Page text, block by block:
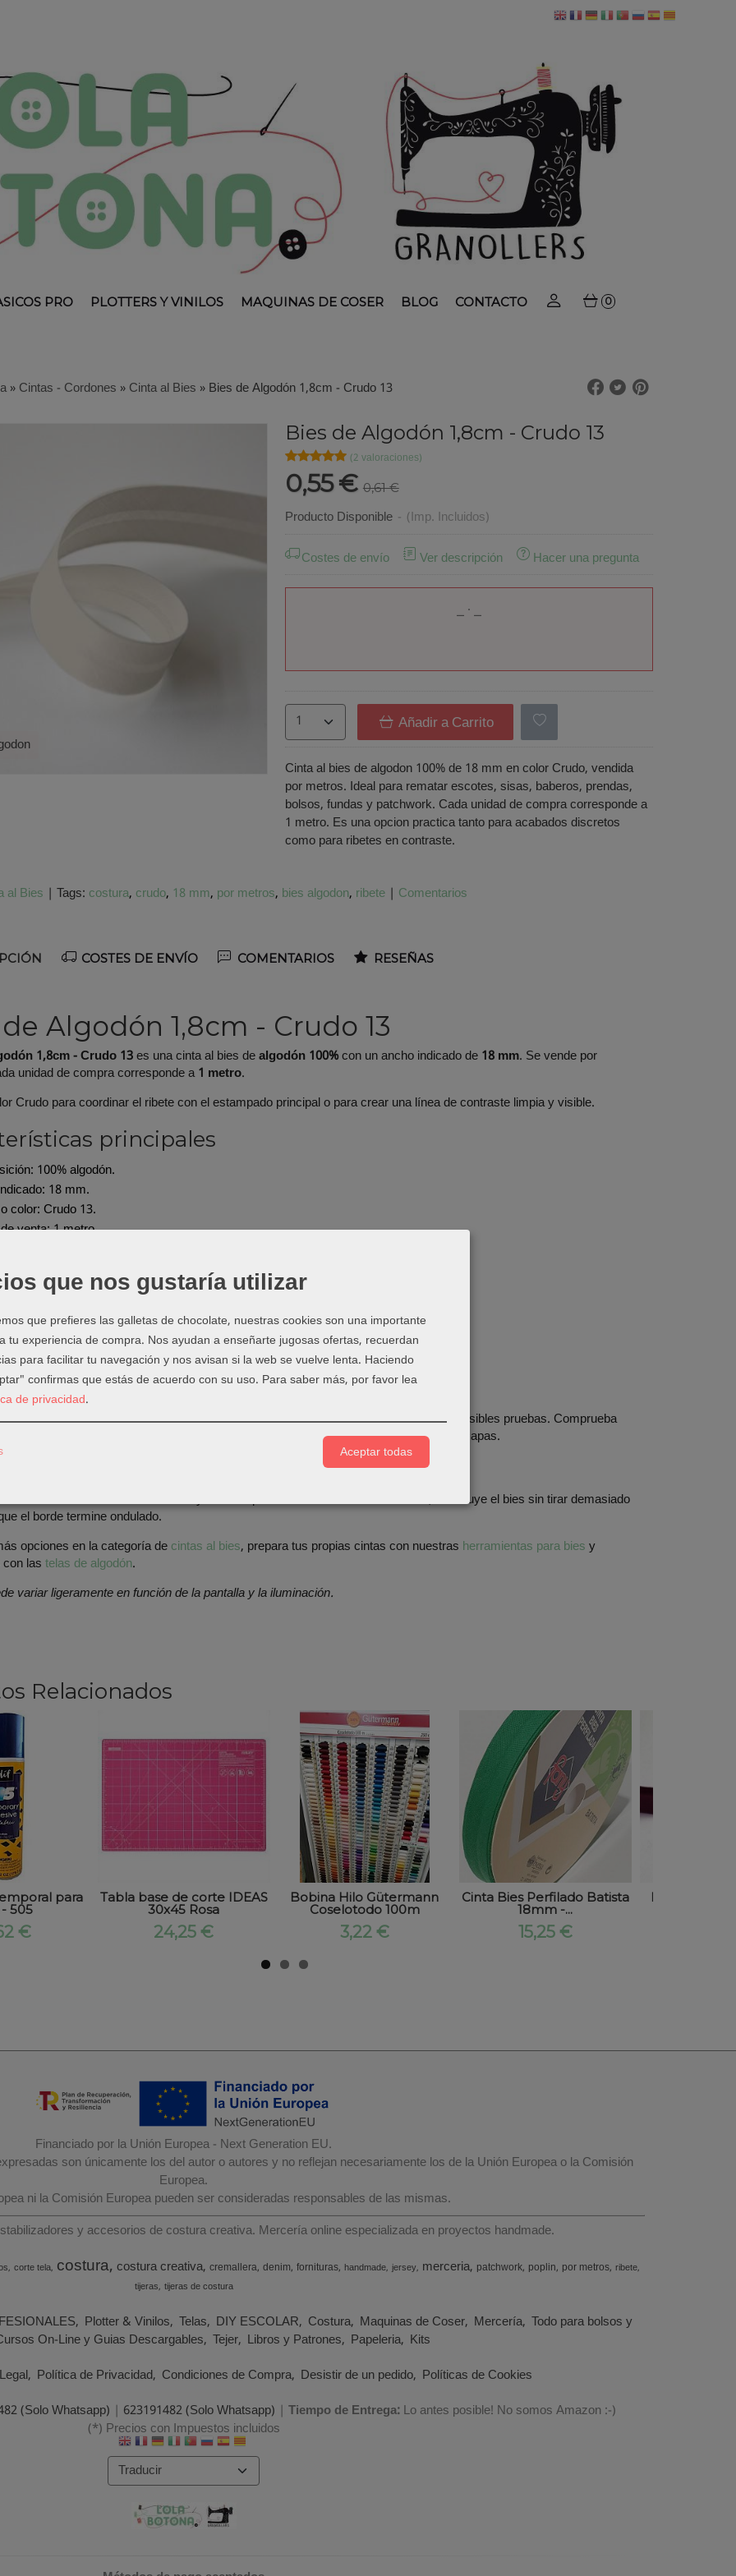
PRO PLOTTERS Y VINILOS MAQUINAS DE COSER BLOG CONTACTO 0
»Cintas - Cordones »Cinta al Bies »Bies de Algodón 1,8cm - Crudo 13
Bies de Algodón 1,8cm - Crudo 13
★★★★★
★★★★★ (2 valoraciones)
0,55 € 0,61 €
Producto Disponible - (Imp. Incluidos)
Costes de envío
Ver descripción Hacer una pregunta
Añadir a Carrito
Cinta al bies de algodon 100% de 18 mm en color Crudo, vendida
por metros. Ideal para rematar escotes, sisas, baberos, prendas,
bolsos, fundas y patchwork. Cada unidad de compra corresponde a
1 metro. Es una opcion practica tanto para acabados discretos
como para ribetes en contraste.
al Bies | Tags: costura crudo 18 mm por metros bies algodon ribete | Comentarios
COSTES DE ENVÍO COMENTARIOS RESEÑAS
Algodón 1,8cm - Crudo 13
1,8cm - Crudo 13es una cinta al bies dealgodón 100%con un ancho indicado de18 mm. Se vende por
unidad de compra corresponde a1 metro.
Crudo para coordinar el ribete con el estampado principal o para crear una línea de contraste limpia y visible.
principales
100% algodón.
18 mm.
color: Crudo 13.
venta: 1 metro.
qué puedes utilizarlo?
escotes, sisas, baberos, bolsos y piezas de patchwork.
de costura y bordes textiles.
ribete decorativo a prendas y complementos.
un acabado uniforme en curvas y contornos.
calcular la cantidad
perímetro que deseas rematar y añade margen para las uniones, las esquinas y las posibles pruebas. Comprueba
ancho necesario antes de realizar el pedido, especialmente cuando trabajes con varias capas.
la cinta antes de colocarla y haz una prueba en un retal. En las curvas, distribuye el bies sin tirar demasiado
el borde termine ondulado.
opciones en la categoría decintas al bies, prepara tus propias cintas con nuestras herramientas para biesy
con lastelas de algodón.
variar ligeramente en función de la pantalla y la iluminación.
Relacionados
para
505
€
Tabla base de corte IDEAS
30x45 Rosa
24,25 €
Bobina Hilo Gütermann
Coselotodo 100m
3,22 €
Cinta Bies Perfilado Batista
18mm -...
15,25 €
Bies de
Financiado por la Unión Europea - Next Generation EU.
son únicamente los del autor o autores y no reflejan necesariamente los de la Unión Europea o la Comisión
Europea.
ni la Comisión Europea pueden ser consideradas responsables de las mismas.
y accesorios de costura creativa. Mercería online especializada en proyectos handmade.
corte tela costura costura creativa cremallera denim fornituras handmade jersey merceria patchwork poplin por metros ribete
tijeras tijeras de costura
Plotter & Vinilos Telas DIY ESCOLAR Costura Maquinas de Coser Mercería Todo para bolsos y
On-Line y Guias Descargables Tejer Libros y Patrones Papeleria Kits
Política de Privacidad Condiciones de Compra Desistir de un pedido Políticas de Cookies
(Solo Whatsapp) | 623191482 (Solo Whatsapp) | Tiempo de Entrega:Lo antes posible! No somos Amazon :-)
(*) Precios con Impuestos incluidos
que nos gustaría utilizar
que prefieres las galletas de chocolate, nuestras cookies son una importante
tu experiencia de compra. Nos ayudan a enseñarte jugosas ofertas, recuerdan
para facilitar tu navegación y nos avisan si la web se vuelve lenta. Haciendo
confirmas que estás de acuerdo con su uso. Para saber más, por favor lea
de privacidad.
Aceptar todas